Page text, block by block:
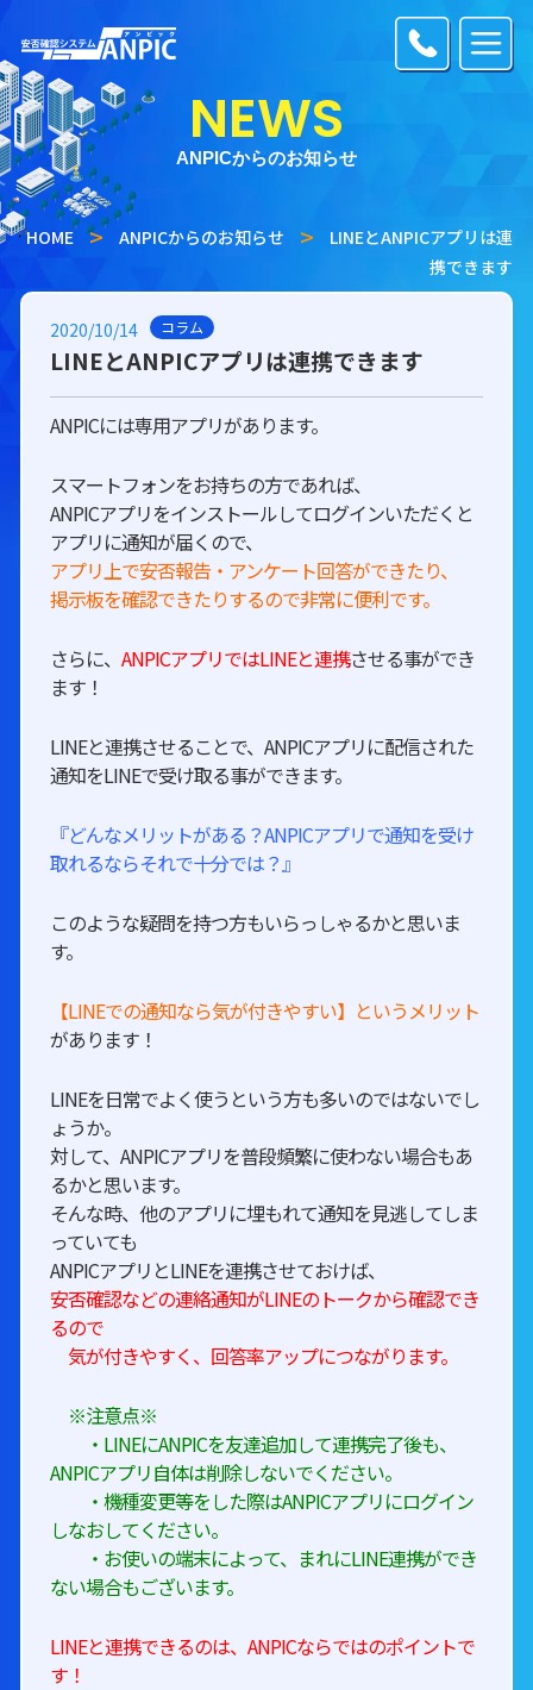
NEWS
ANPICからのお知らせ
HOME ANPICからのお知らせ
LINEとANPICアプリは連
携できます
2020/10/14 コラム
LINEとANPICアプリは連携できます
ANPICには専用アプリがあります。
スマートフォンをお持ちの方であれば、
ANPICアプリをインストールしてログインいただくと
アプリに通知が届くので、
アプリ上で安否報告・アンケート回答ができたり、
掲示板を確認できたりするので非常に便利です。
さらに、 ANPICアプリではLINEと連携させる事ができ
ます！
LINEと連携させることで、ANPICアプリに配信された
通知をLINEで受け取る事ができます。
『どんなメリットがある？ANPICアプリで通知を受け
取れるならそれで十分では？』
このような疑問を持つ方もいらっしゃるかと思いま
す。
【LINEでの通知なら気が付きやすい】というメリット
があります！
LINEを日常でよく使うという方も多いのではないでし
ょうか。
対して、ANPICアプリを普段頻繁に使わない場合もあ
るかと思います。
そんな時、他のアプリに埋もれて通知を見逃してしま
っていても
ANPICアプリとLINEを連携させておけば、
安否確認などの連絡通知がLINEのトークから確認でき
るので
気が付きやすく、回答率アップにつながります。
※注意点※
・LINEにANPICを友達追加して連携完了後も、
ANPICアプリ自体は削除しないでください。
・機種変更等をした際はANPICアプリにログイン
しなおしてください。
・お使いの端末によって、まれにLINE連携ができ
ない場合もございます。
LINEと連携できるのは、ANPICならではのポイントで
す！